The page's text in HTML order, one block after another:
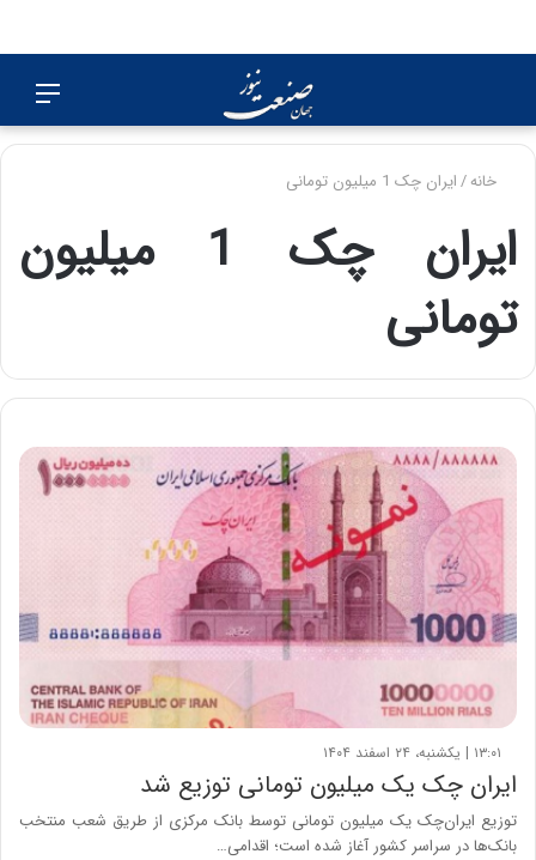
برای
خانه/ایران چک 1 میلیون تومانی
ایران چک 1 میلیون
تومانی
۱۳:۰۱ | یکشنبه، ۲۴ اسفند ۱۴۰۴
ایران چک یک میلیون تومانی توزیع شد
توزیع ایران‌چک یک میلیون تومانی توسط بانک مرکزی از طریق شعب منتخب
بانک‌ها در سراسر کشور آغاز شده است؛ اقدامی…